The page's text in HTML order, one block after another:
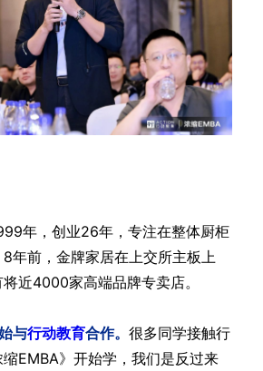
年，创业26年，专注在整体厨柜
年前，金牌家居在上交所主板上
近4000家高端品牌专卖店。
与行动教育合作。 很多同学接触行
EMBA》开始学，我们是反过来